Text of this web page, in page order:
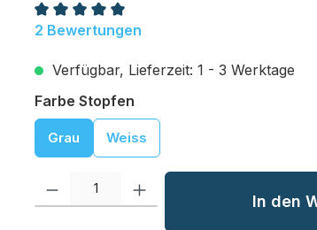
Durchschnittliche Bewertung von 5 von 5
2 Bewertungen
Verfügbar, Lieferzeit: 1 - 3 Werktage
Farbe Stopfenauswählen
Grau Weiss
Produkt Anzahl: Gib den gewünschten Wert
In den